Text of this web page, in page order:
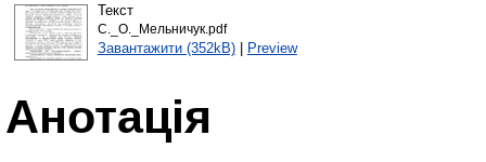
Текст
С._O._Мельничук.pdf
Завантажити (352kB)| Preview
Анотація